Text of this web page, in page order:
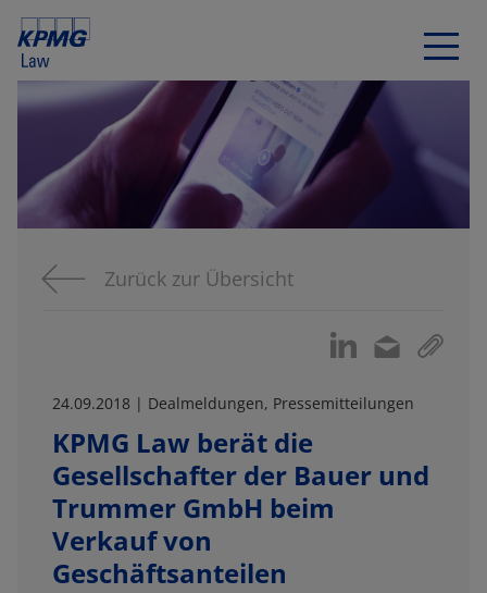
Zurück zur Übersicht
24.09.2018 | Dealmeldungen, Pressemitteilungen
KPMG Law berät die
Gesellschafter der Bauer und
Trummer GmbH beim
Verkauf von
Geschäftsanteilen